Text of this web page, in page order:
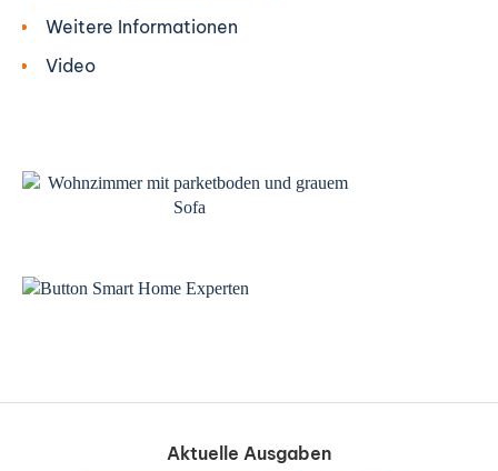
Weitere Informationen
Video
Aktuelle Ausgaben